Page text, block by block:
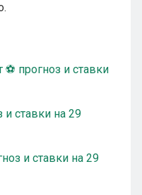
прогноз и ставки
ставки на 29
и ставки на 29